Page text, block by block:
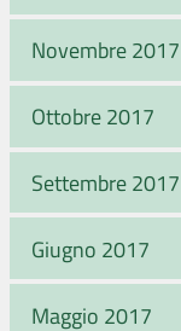
Novembre 2017
Ottobre 2017
Settembre 2017
Giugno 2017
Maggio 2017